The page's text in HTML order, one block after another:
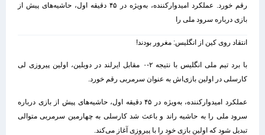
رقم خورد. عملکرد امیدوارکننده، به‌ویژه در ۴۵ دقیقه اول، حاشیه‌های پیش از
بازی درباره سرود ملی را
انتقاد روی کین از انگلیس: مغرور بودند!
با برد تیم ملی انگلیس با نتیجه ۲-۰ مقابل ایرلند در دوبلین، اولین پیروزی لی
کارسلی در اولین بازی‌اش به عنوان سرمربی رقم خورد.
عملکرد امیدوارکننده، به‌ویژه در ۴۵ دقیقه اول، حاشیه‌های پیش از بازی درباره
سرود ملی را به حاشیه راند و باعث شد کارسلی به چهارمین سرمربی متوالی
تبدیل شود که اولین بازی خود را با پیروزی آغاز می‌کند.